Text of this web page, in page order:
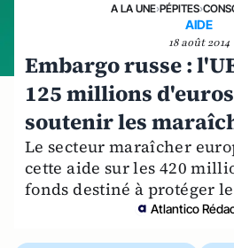
A LA UNE›PÉPITES›
AIDE
18 août 2014
Embargo russe :
125 millions
soutenir les
Le secteur maraîcher
cette aide sur les 420
fonds destiné à protéger
Atlantico